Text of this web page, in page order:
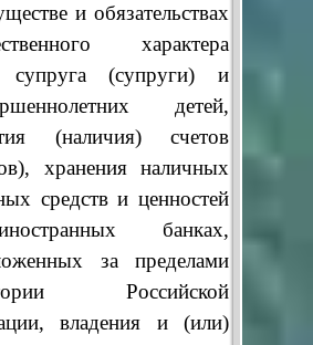
и обязательствах
характера
супруга (супруги) и
детей,
(наличия) счетов
хранения наличных
средств и ценностей
банках,
за пределами
Российской
владения и (или)